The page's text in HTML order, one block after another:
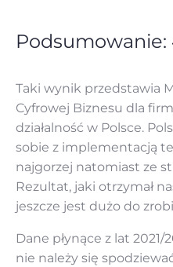
Podsumowanie:
Taki wynik przedstawia
Cyfrowej Biznesu dla
działalność w Polsce.
sobie z implementacją
najgorzej natomiast ze
Rezultat, jaki otrzymał
jeszcze jest dużo do
Dane płynące z lat
nie należy się